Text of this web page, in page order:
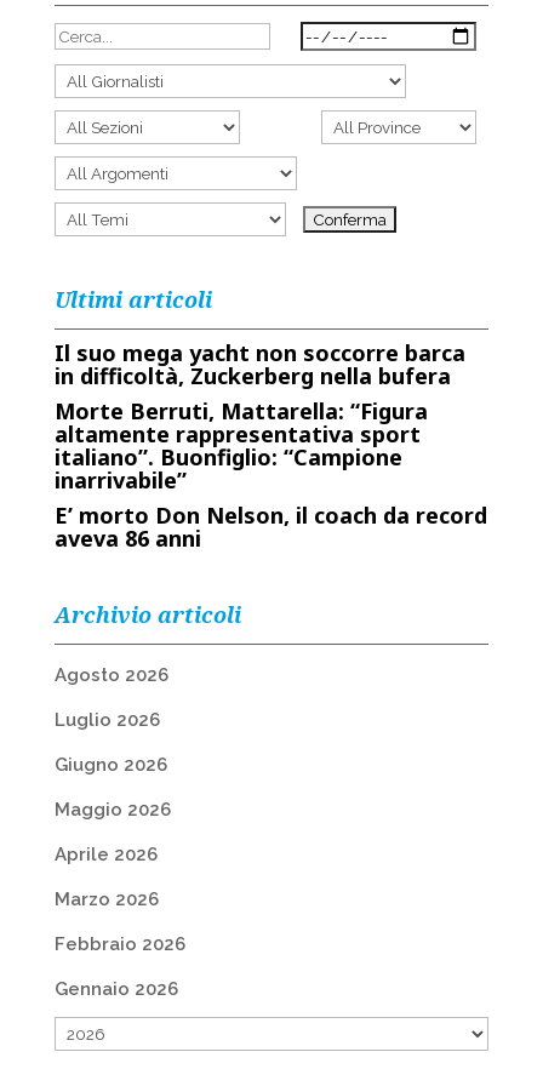
Ultimi articoli
Il suo mega yacht non soccorre barca
in difficoltà, Zuckerberg nella bufera
Morte Berruti, Mattarella: “Figura
altamente rappresentativa sport
italiano”. Buonfiglio: “Campione
inarrivabile”
E’ morto Don Nelson, il coach da record
aveva 86 anni
Archivio articoli
Agosto 2026
Luglio 2026
Giugno 2026
Maggio 2026
Aprile 2026
Marzo 2026
Febbraio 2026
Gennaio 2026